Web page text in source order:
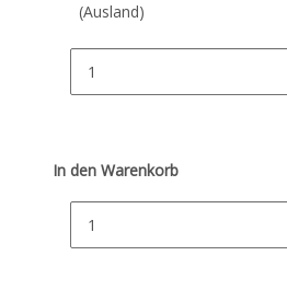
(Ausland)
In den Warenkorb